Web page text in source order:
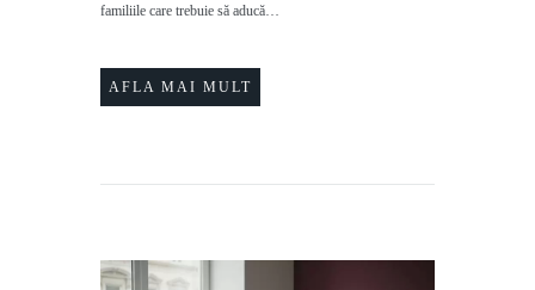
familiile care trebuie să aducă…
AFLA MAI MULT